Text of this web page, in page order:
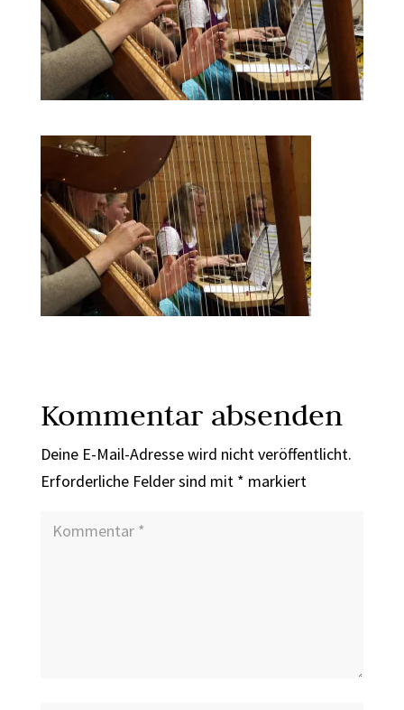
Kommentar absenden
Deine E-Mail-Adresse wird nicht veröffentlicht.
Erforderliche Felder sind mit * markiert